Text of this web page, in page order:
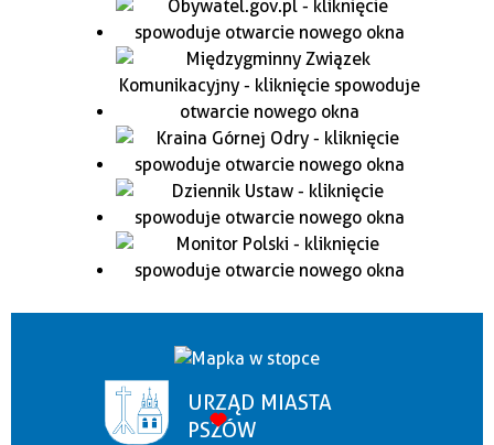
URZĄD MIASTA
PSZÓW